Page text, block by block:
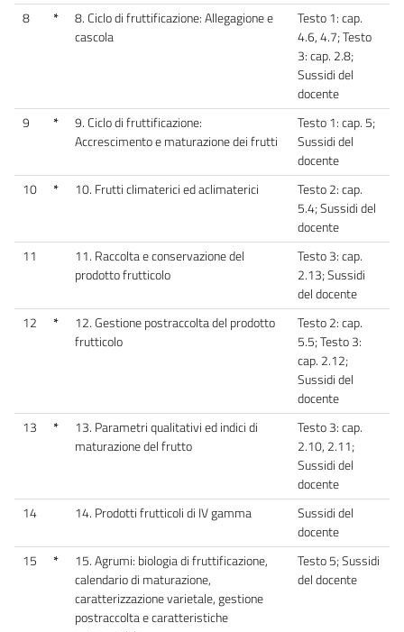
8 *
8. Ciclo di fruttificazione: Allegagione e
cascola
Testo 1: cap.
4.6, 4.7; Testo
3: cap. 2.8;
Sussidi del
docente
9
*
9. Ciclo di fruttificazione:
Accrescimento e maturazione dei frutti
Testo 1: cap. 5;
Sussidi del
docente
10
* 10. Frutti climaterici ed aclimaterici
Testo 2: cap.
5.4; Sussidi del
docente
11
11. Raccolta e conservazione del
prodotto frutticolo
Testo 3: cap.
2.13; Sussidi
del docente
12
*
12. Gestione postraccolta del prodotto
frutticolo
Testo 2: cap.
5.5; Testo 3:
cap. 2.12;
Sussidi del
docente
13
*
13. Parametri qualitativi ed indici di
maturazione del frutto
Testo 3: cap.
2.10, 2.11;
Sussidi del
docente
14
14. Prodotti frutticoli di IV gamma
Sussidi del
docente
15
*
15. Agrumi: biologia di fruttificazione,
calendario di maturazione,
caratterizzazione varietale, gestione
postraccolta e caratteristiche
Testo 5; Sussidi
del docente